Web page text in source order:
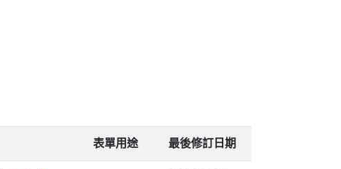
表單用途 最後修訂日期